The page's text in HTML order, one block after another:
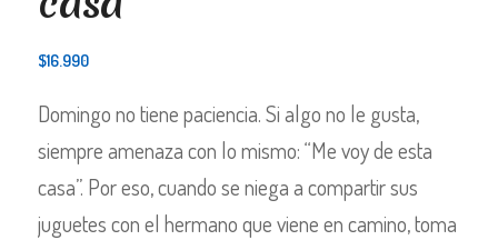
$16.990
Domingo no tiene paciencia. Si algo no le gusta,
siempre amenaza con lo mismo: “Me voy de esta
casa”. Por eso, cuando se niega a compartir sus
juguetes con el hermano que viene en camino, toma